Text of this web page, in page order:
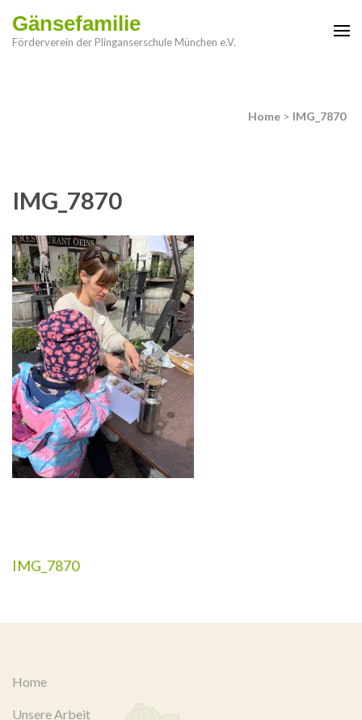
Gänsefamilie
Förderverein der Plinganserschule München e.V.
Home > IMG_7870
IMG_7870
Beitragsnavigation
IMG_7870
Home
Unsere Arbeit